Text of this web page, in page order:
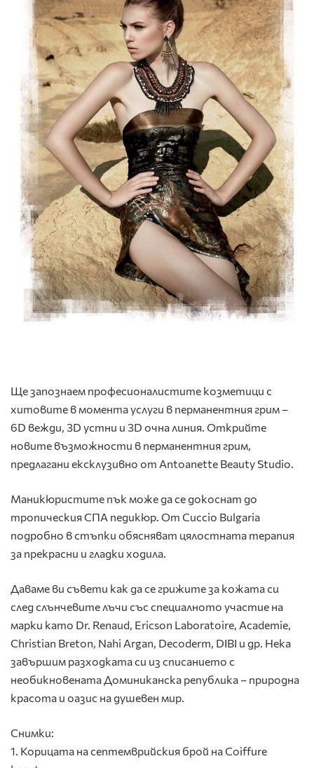
Ще запознаем професионалистите козметици с
хитовите в момента услуги в перманентния грим –
6D вежди, 3D устни и 3D очна линия. Открийте
новите възможности в перманентния грим,
предлагани ексклузивно от Antoanette Beauty Studio.
Маникюристите пък може да се докоснат до
тропическия СПА педикюр. От Cuccio Bulgaria
подробно в стъпки обясняват цялостната терапия
за прекрасни и гладки ходила.
Даваме ви съвети как да се грижите за кожата си
след слънчевите лъчи със специалното участие на
марки като Dr. Renaud, Ericson Laboratoire, Academie,
Christian Breton, Nahi Argan, Decoderm, DIBI и др. Нека
завършим разходката си из списанието с
необикновената Доминиканска република – природна
красота и оазис на душевен мир.
Снимки:
1. Корицата на септемврийския брой на Coiffure